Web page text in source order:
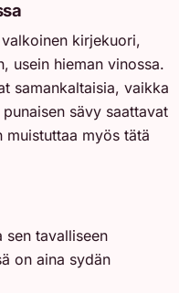
kirjekuori,
usein hieman vinossa.
samankaltaisia, vaikka
sävy saattavat
muistuttaa myös tätä
sen tavalliseen
on aina sydän